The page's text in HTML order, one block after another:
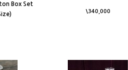
Box Set
\340,000